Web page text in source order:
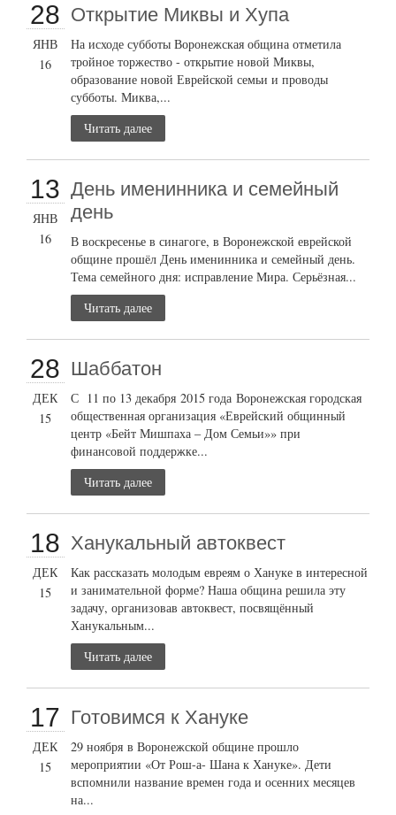
28
ЯНВ
16
Открытие Миквы и Хупа
На исходе субботы Воронежская община отметила
тройное торжество - открытие новой Миквы,
образование новой Еврейской семьи и проводы
субботы. Миква,...
Читать далее
13
ЯНВ
16
День именинника и семейный
день
В воскресенье в синагоге, в Воронежской еврейской
общине прошёл День именинника и семейный день.
Тема семейного дня: исправление Мира. Серьёзная...
Читать далее
28
ДЕК
15
Шаббатон
С 11 по 13 декабря 2015 года Воронежская городская
общественная организация «Еврейский общинный
центр «Бейт Мишпаха – Дом Семьи»» при
финансовой поддержке...
Читать далее
18
ДЕК
15
Ханукальный автоквест
Как рассказать молодым евреям о Хануке в интересной
и занимательной форме? Наша община решила эту
задачу, организовав автоквест, посвящённый
Ханукальным...
Читать далее
17
ДЕК
15
Готовимся к Хануке
29 ноября в Воронежской общине прошло
мероприятии «От Рош-а- Шана к Хануке». Дети
вспомнили название времен года и осенних месяцев
на...